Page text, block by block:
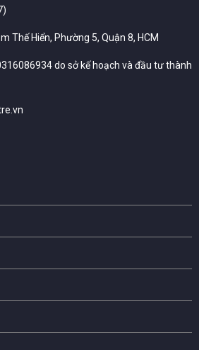
Thế Hiển, Phường 5, Quận 8, HCM
do sở kế hoạch và đầu tư thành